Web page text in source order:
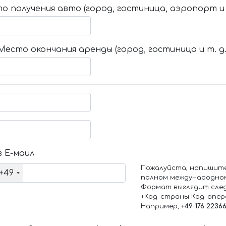
получения авто (город, гостиница, аэропорт и
окончания аренды (город, гостиница и т.
Е-маил
Пожалуйста,
полном
Формат выглядит
+Код_страны
Например, +49 176